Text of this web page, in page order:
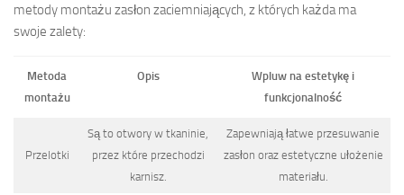
metody montażu zasłon zaciemniających, z których każda ma
swoje zalety:
Metoda
montażu
Opis
Wpluw na estetykę i
funkcjonalność
Przelotki
Są to otwory w tkaninie,
przez które przechodzi
karnisz.
Zapewniają łatwe przesuwanie
zasłon oraz estetyczne ułożenie
materiału.